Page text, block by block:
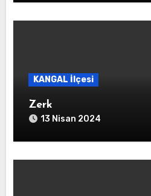
KANGAL İlçesi
Zerk
13 Nisan 2024